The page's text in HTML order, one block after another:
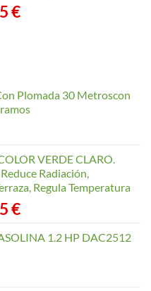
€Rango
168,65 €
Plomada 30 Metroscon
VERDE CLARO.
Radiación,
Regula Temperatura
€Rango
precios:1.2 HP DAC2512